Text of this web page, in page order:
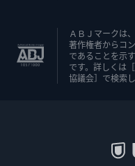
ＡＢＪマークは
著作権者からコ
であることを示
です。詳しくは
協議会］で検索